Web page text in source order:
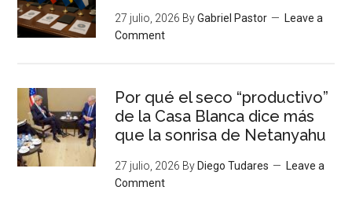
27 julio, 2026 ByGabriel Pastor
Leave a
Comment
Por qué el seco “productivo”
de la Casa Blanca dice más
que la sonrisa de Netanyahu
27 julio, 2026 By Diego Tudares
Leave a
Comment